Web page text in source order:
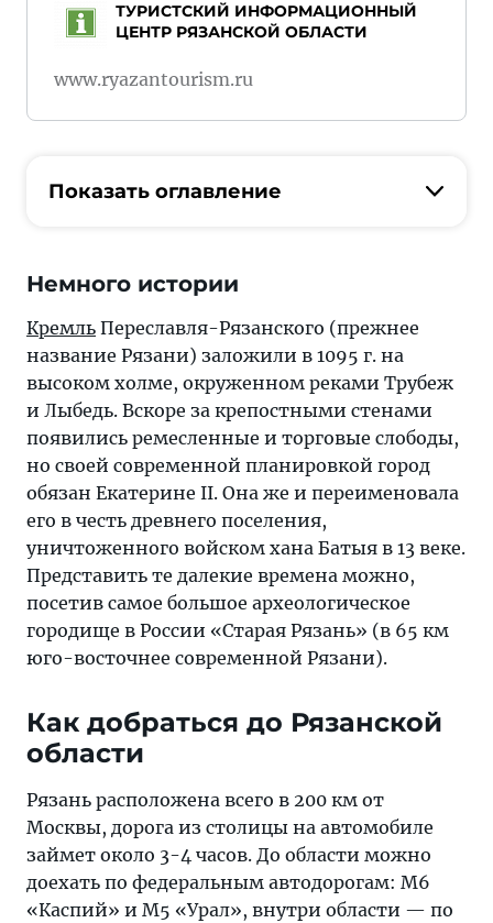
ТУРИСТСКИЙ ИНФОРМАЦИОННЫЙ
ЦЕНТР РЯЗАНСКОЙ ОБЛАСТИ
www.ryazantourism.ru
Показать оглавление
Немного истории
Кремль Переславля-Рязанского (прежнее
название Рязани) заложили в 1095 г. на
высоком холме, окруженном реками Трубеж
и Лыбедь. Вскоре за крепостными стенами
появились ремесленные и торговые слободы,
но своей современной планировкой город
обязан Екатерине II. Она же и переименовала
его в честь древнего поселения,
уничтоженного войском хана Батыя в 13 веке.
Представить те далекие времена можно,
посетив самое большое археологическое
городище в России «Старая Рязань» (в 65 км
юго-восточнее современной Рязани).
Как добраться до Рязанской
области
Рязань расположена всего в 200 км от
Москвы, дорога из столицы на автомобиле
займет около 3-4 часов. До области можно
доехать по федеральным автодорогам: М6
«Каспий» и М5 «Урал», внутри области — по